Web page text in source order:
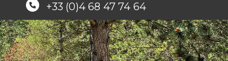
+33 (0)4 68 47 74 64